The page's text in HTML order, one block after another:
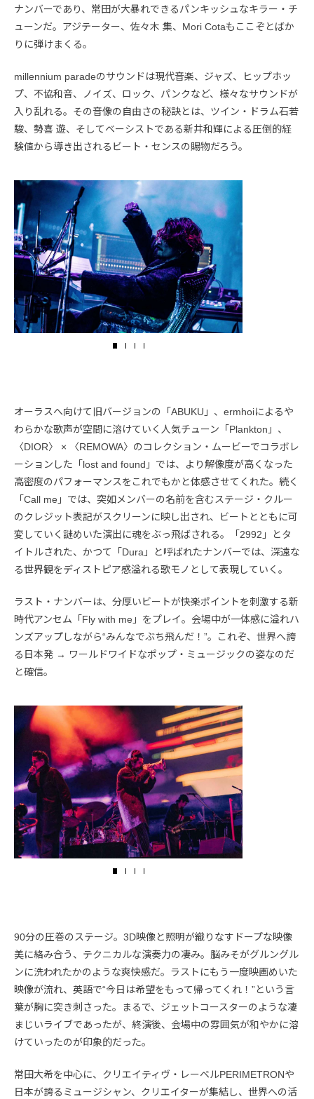
ナンバーであり、常田が大暴れできるパンキッシュなキラー・チ
ューンだ。アジテーター、佐々木 集、Mori Cotaもここぞとばか
りに弾けまくる。
millennium paradeのサウンドは現代音楽、ジャズ、ヒップホッ
プ、不協和音、ノイズ、ロック、パンクなど、様々なサウンドが
入り乱れる。その音像の自由さの秘訣とは、ツイン・ドラム石若
駿、勢喜 遊、そしてベーシストである新井和輝による圧倒的経
験値から導き出されるビート・センスの賜物だろう。
オーラスへ向けて旧バージョンの「ABUKU」、ermhoiによるや
わらかな歌声が空間に溶けていく人気チューン「Plankton」、
〈DIOR〉 × 〈REMOWA〉のコレクション・ムービーでコラボレ
ーションした「lost and found」では、より解像度が高くなった
高密度のパフォーマンスをこれでもかと体感させてくれた。続く
「Call me」では、突如メンバーの名前を含むステージ・クルー
のクレジット表記がスクリーンに映し出され、ビートとともに可
変していく謎めいた演出に魂をぶっ飛ばされる。「2992」とタ
イトルされた、かつて「Dura」と呼ばれたナンバーでは、深遠な
る世界観をディストピア感溢れる歌モノとして表現していく。
ラスト・ナンバーは、分厚いビートが快楽ポイントを刺激する新
時代アンセム「Fly with me」をプレイ。会場中が一体感に溢れハ
ンズアップしながら“みんなでぶち飛んだ！”。これぞ、世界へ誇
る日本発 → ワールドワイドなポップ・ミュージックの姿なのだ
と確信。
90分の圧巻のステージ。3D映像と照明が織りなすドープな映像
美に絡み合う、テクニカルな演奏力の凄み。脳みそがグルングル
ンに洗われたかのような爽快感だ。ラストにもう一度映画めいた
映像が流れ、英語で“今日は希望をもって帰ってくれ！”という言
葉が胸に突き刺さった。まるで、ジェットコースターのような凄
まじいライブであったが、終演後、会場中の雰囲気が和やかに溶
けていったのが印象的だった。
常田大希を中心に、クリエイティヴ・レーベルPERIMETRONや
日本が誇るミュージシャン、クリエイターが集結し、世界への活